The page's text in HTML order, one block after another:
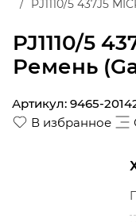
PJ1110/5
Ремень
PJ1110/5 437J5
В избранное
Артикул: 9465-